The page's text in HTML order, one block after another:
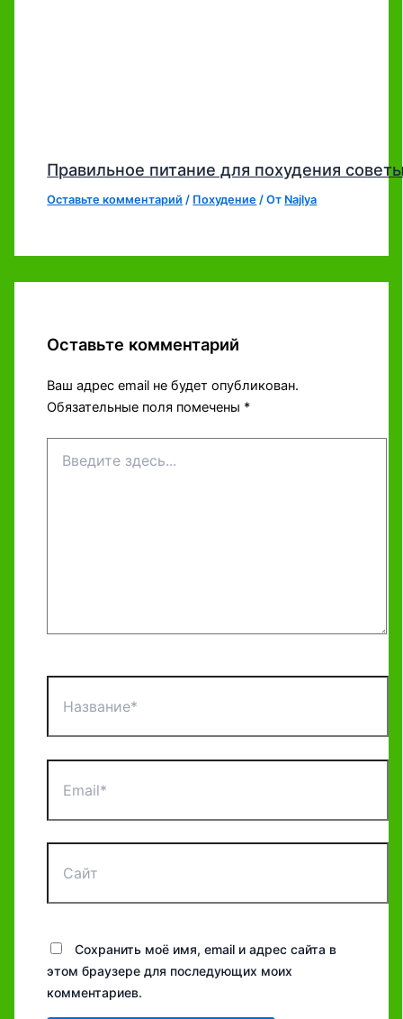
Правильное питание для похудения
Оставьте комментарий / Похудение / От Najlya
Оставьте комментарий
Ваш адрес email не будет опубликован.
Обязательные поля помечены *
здесь...
Сохранить моё имя, email и адрес сайта в
этом браузере для последующих моих
комментариев.